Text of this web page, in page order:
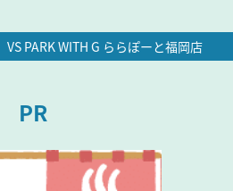
VS PARK WITH G ららぽーと福岡店
PR